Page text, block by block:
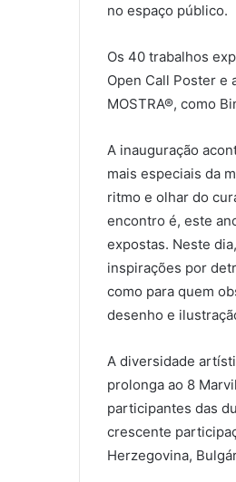
no espaço público.
Os 40 trabalhos
Open Call Poster e
MOSTRA®, como
A inauguração
mais especiais da
ritmo e olhar do
encontro é, este
expostas. Neste
inspirações por
como para quem
desenho e
A diversidade
prolonga ao 8
participantes das
crescente
Herzegovina,